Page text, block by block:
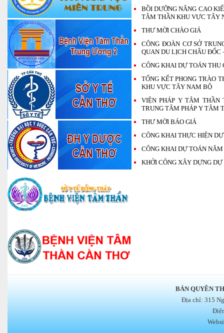
BỒI DƯỠNG NÂNG CAO
TÂM THẦN KHU VỰC TÂY
THƯ MỜI CHÀO GIÁ
CÔNG ĐOÀN CƠ SỞ
QUAN DU LỊCH CHÂU ĐỐC
CÔNG KHAI DỰ TOÁN
TỔNG KẾT PHONG TRÀO
KHU VỰC TÂY NAM BỘ
VIỆN PHÁP Y TÂM THẦN
TRUNG TÂM PHÁP Y TÂM
THƯ MỜI BÁO GIÁ
CÔNG KHAI THỰC HIỆN
CÔNG KHAI DỰ TOÁN
KHỞI CÔNG XÂY DỰNG
BẢN QUYỀN
Địa chỉ: 315